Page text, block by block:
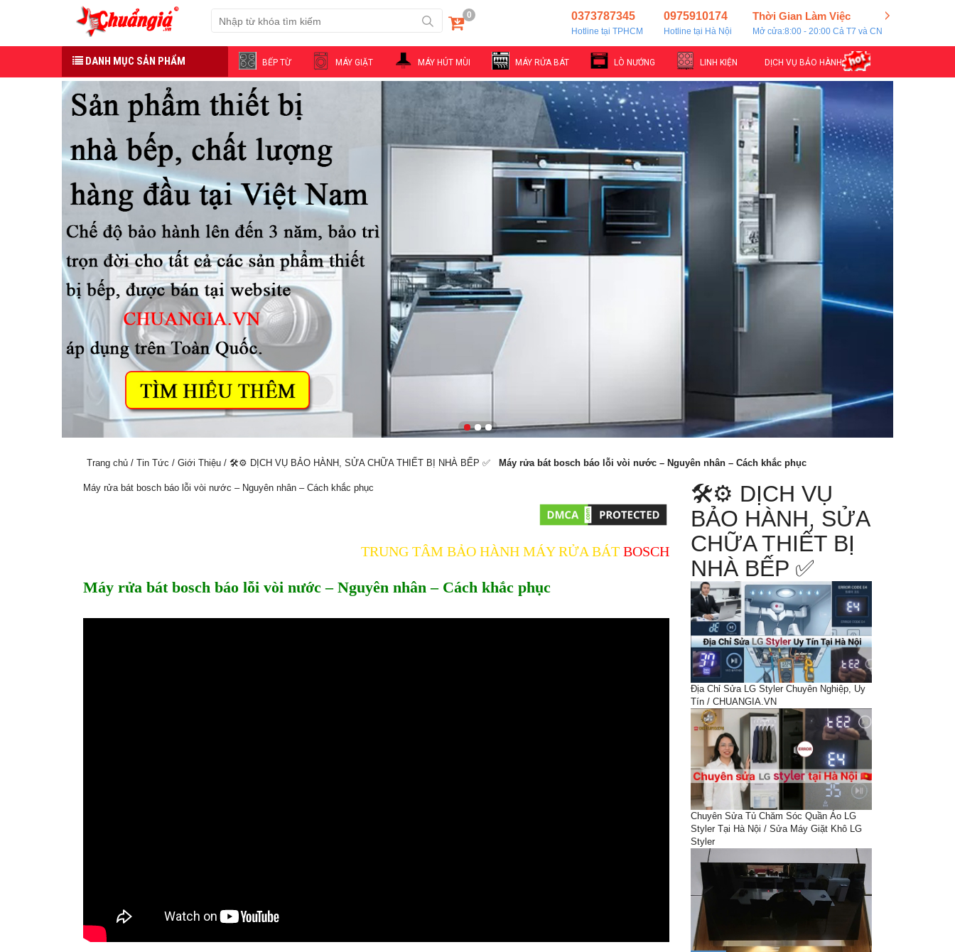
0 Thời Gian Làm Việc
Mở cửa:8:00 - 20:00 Cả T7 và CN
0975910174
Hotline tại Hà Nội
0373787345
Hotline tại TPHCM
DANH MỤC SẢN PHẨM BẾP TỪ MÁY GIẶT MÁY HÚT MÙI MÁY RỬA BÁT LÒ NƯỚNG LINH KIỆN DỊCH VỤ BẢO HÀNH
Trang chủ / Tin Tức / Giới Thiệu / 🛠️⚙️ DỊCH VỤ BẢO HÀNH, SỬA CHỮA THIẾT BỊ NHÀ BẾP ✅️ Máy rửa bát bosch báo lỗi vòi nước – Nguyên nhân – Cách khắc phục
Máy rửa bát bosch báo lỗi vòi nước – Nguyên nhân – Cách khắc phục
TRUNG TÂM BẢO HÀNH MÁY RỬA BÁT BOSCH
Máy rửa bát bosch báo lỗi vòi nước – Nguyên nhân – Cách khắc phục
🛠️⚙️ DỊCH VỤ
BẢO HÀNH, SỬA
CHỮA THIẾT BỊ
NHÀ BẾP ✅️
Địa Chỉ Sửa LG Styler Chuyên Nghiệp, Uy
Tín / CHUANGIA.VN
Chuyên Sửa Tủ Chăm Sóc Quần Áo LG
Styler Tại Hà Nội / Sửa Máy Giặt Khô LG
Styler